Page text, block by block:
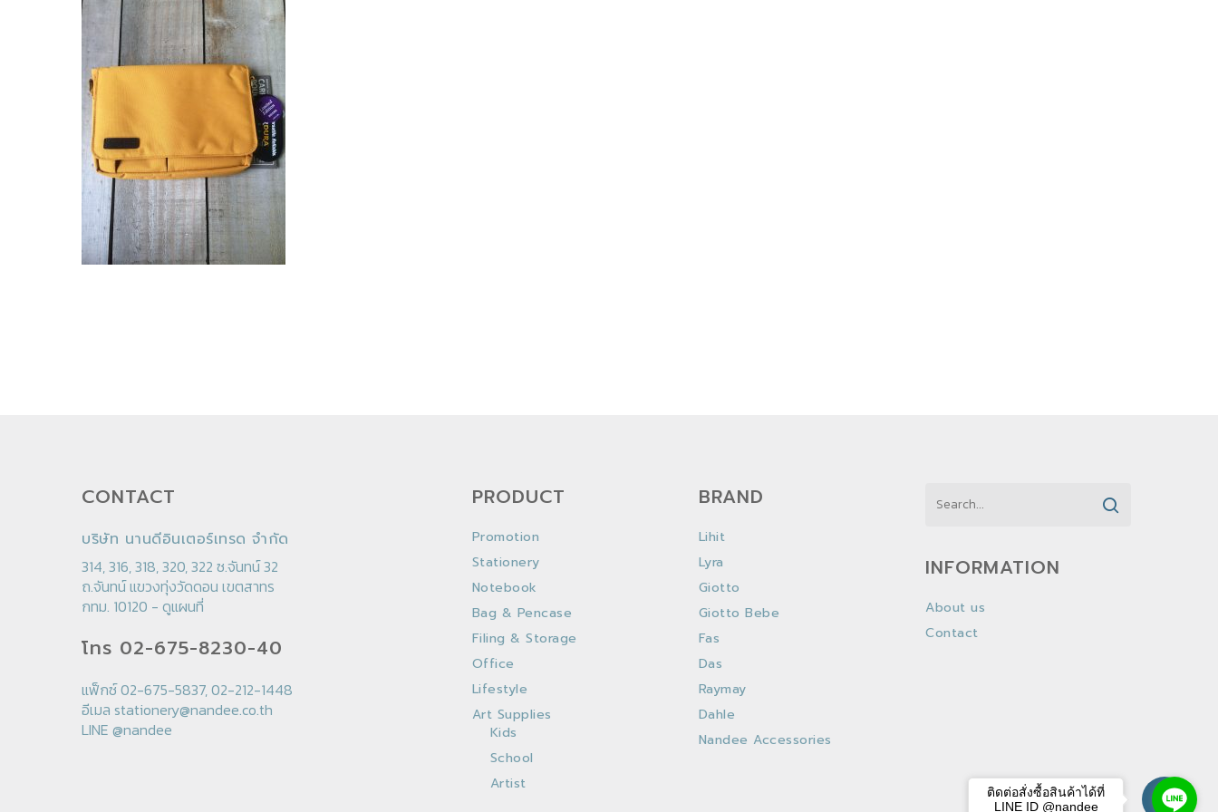
CONTACT
บริษัท นานดีอินเตอร์เทรด จำกัด
314, 316, 318, 320, 322 ซ.จันทน์ 32
ถ.จันทน์ แขวงทุ่งวัดดอน เขตสาทร
กทม. 10120 - ดูแผนที่
โทร 02-675-8230-40
แฟ็กซ์ 02-675-5837, 02-212-1448
อีเมล stationery@nandee.co.th
LINE @nandee
PRODUCT
Promotion
Stationery
Notebook
Bag & Pencase
Filing & Storage
Office
Lifestyle
Art Supplies
Kids
School
Artist
BRAND
Lihit
Lyra
Giotto
Giotto Bebe
Fas
Das
Raymay
Dahle
Nandee Accessories
INFORMATION
About us
Contact
ติดต่อสั่งซื้อสินค้าได้ที่
LINE ID @nandee